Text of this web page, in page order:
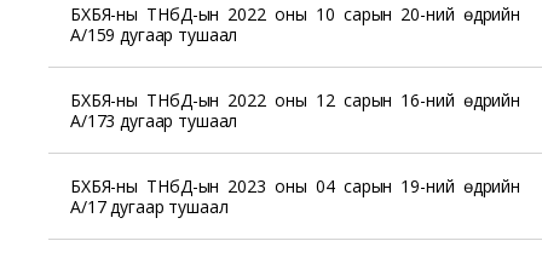
БХБЯ-ны ТНбД-ын 2022 оны 10 сарын 20-ний өдрийн
А/159 дугаар тушаал
БХБЯ-ны ТНбД-ын 2022 оны 12 сарын 16-ний өдрийн
А/173 дугаар тушаал
БХБЯ-ны ТНбД-ын 2023 оны 04 сарын 19-ний өдрийн
А/17 дугаар тушаал